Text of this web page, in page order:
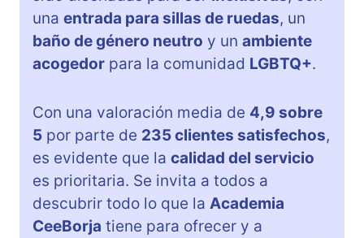
una entrada para sillas de ruedas, un
baño de género neutro y un ambiente
acogedor para la comunidad LGBTQ+.
Con una valoración media de 4,9 sobre
5 por parte de 235 clientes satisfechos,
es evidente que la calidad del servicio
es prioritaria. Se invita a todos a
descubrir todo lo que la Academia
CeeBorja tiene para ofrecer y a